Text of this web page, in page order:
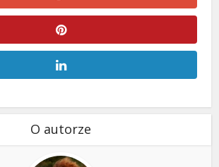
O autorze